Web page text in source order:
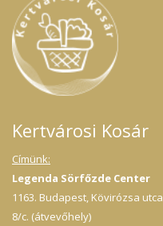
Kertvárosi Kosár
Címünk:
Legenda Sörfőzde Center
1163. Budapest, Kövirózsa utca
8/c. (átvevőhely)